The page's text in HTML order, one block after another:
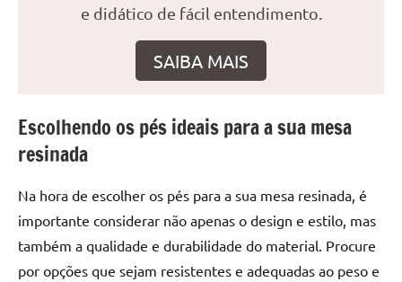
as
melhores
práticas
tendências
para
criar
mesa
e didático de fácil entendimento.
SAIBA MAIS
Escolhendo os pés ideais para a sua mesa
resinada
Na hora de escolher os pés para a sua mesa resinada, é
importante considerar não apenas o design e estilo, mas
também a qualidade e durabilidade do material. Procure
por opções que sejam resistentes e adequadas ao peso e